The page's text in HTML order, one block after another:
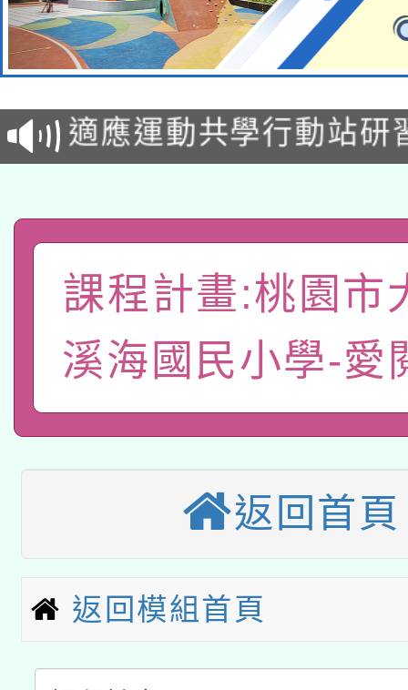
本校115學年度第2次
招甄選結果公告(無人
適應運動共學行動站研
本館辦理115年度閱讀
暨閱讀推動專業研習
科技賦能─人工智慧
「數位內容與教學軟體
pilot」
有關大陸委員會函釋公
業技術研究院辦理「
用水績優單位及節水達
115年8月22日(星期六
桃園市孔廟祈福系列
開 智慧啟航」
2026年桃園地景藝術
本校115學年度第2次
招甄選結果公告(無人
招)
適應運動共學行動站研
本館辦理115年度閱讀
暨閱讀推動專業研習
科技賦能─人工智慧
課程計畫:桃園市
溪海國民小學-愛
返回首頁
返回模組首頁